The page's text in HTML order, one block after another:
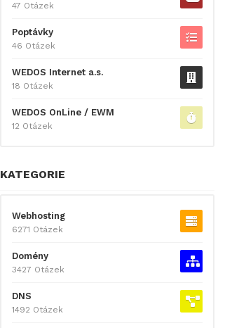
47 Otázek
Poptávky
46 Otázek
WEDOS Internet a.s.
18 Otázek
WEDOS OnLine / EWM
12 Otázek
KATEGORIE
Webhosting
6271 Otázek
Domény
3427 Otázek
DNS
1492 Otázek